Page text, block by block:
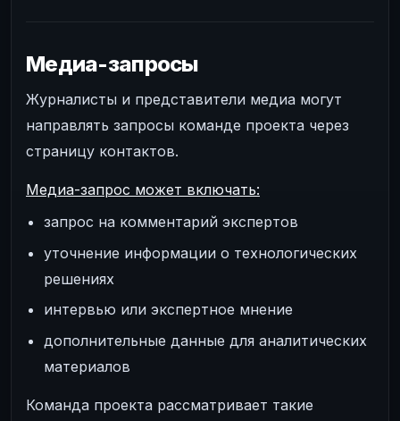
Медиа-запросы
Журналисты и представители медиа могут
направлять запросы команде проекта через
страницу контактов.
Медиа-запрос может включать:
запрос на комментарий экспертов
уточнение информации о технологических
решениях
интервью или экспертное мнение
дополнительные данные для аналитических
материалов
Команда проекта рассматривает такие